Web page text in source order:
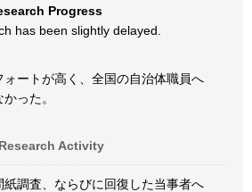
Progress
has been slightly delayed.
ォートが高く、全国の自治体職員へ
った。
Activity
調査、ならびに回復した当事者へ